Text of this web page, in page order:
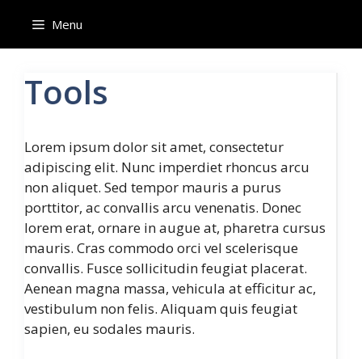
content
Menu
Tools
Lorem ipsum dolor sit amet, consectetur
adipiscing elit. Nunc imperdiet rhoncus arcu
non aliquet. Sed tempor mauris a purus
porttitor, ac convallis arcu venenatis. Donec
lorem erat, ornare in augue at, pharetra cursus
mauris. Cras commodo orci vel scelerisque
convallis. Fusce sollicitudin feugiat placerat.
Aenean magna massa, vehicula at efficitur ac,
vestibulum non felis. Aliquam quis feugiat
sapien, eu sodales mauris.